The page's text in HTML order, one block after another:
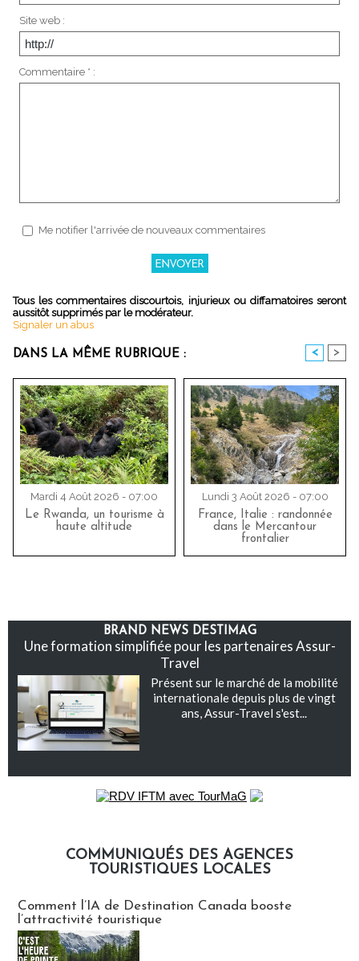
Site web :
Commentaire * :
Me notifier l'arrivée de nouveaux commentaires
Tous les commentaires discourtois, injurieux ou diffamatoires seront
aussitôt supprimés par le modérateur.
Signaler un abus
DANS LA MÊME RUBRIQUE : < >
Mardi 4 Août 2026 - 07:00
Le Rwanda, un tourisme à
haute altitude
Lundi 3 Août 2026 - 07:00
France, Italie : randonnée
dans le Mercantour
frontalier
BRAND NEWS DESTIMAG
Une formation simplifiée pour les partenaires Assur-
Travel
Présent sur le marché de la mobilité
internationale depuis plus de vingt
ans, Assur-Travel s'est...
COMMUNIQUÉS DES AGENCES
TOURISTIQUES LOCALES
Comment l’IA de Destination Canada booste
l’attractivité touristique